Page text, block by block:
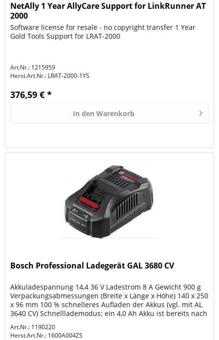
NetAlly 1 Year AllyCare Support for LinkRunner AT
2000
Software license for resale - no copyright transfer 1 Year
Gold Tools Support for LRAT-2000
Art.Nr.: 1215959
Herst.Art.Nr.: LRAT-2000-1YS
376,59 € *
In den Warenkorb
Bosch Professional Ladegerät GAL 3680 CV
Akkuladespannung 14,4 36 V Ladestrom 8 A Gewicht 900 g
Verpackungsabmessungen (Breite x Länge x Höhe) 140 x 250
x 96 mm 100 % schnelleres Aufladen der Akkus (vgl. mit AL
3640 CV) Schnelllademodus: ein 4,0 Ah Akku ist bereits nach
Art.Nr.: 1190220
Herst.Art.Nr.: 1600A004ZS